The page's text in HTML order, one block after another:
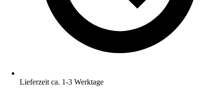
Lieferzeit ca. 1-3 Werktage